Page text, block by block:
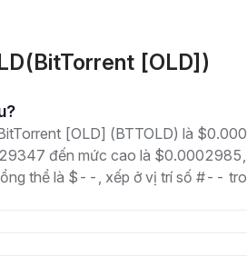
[OLD])
[OLD] (BTTOLD) là
đến mức cao là $0.0002985,
thể là $--, xếp ở vị trí số #--